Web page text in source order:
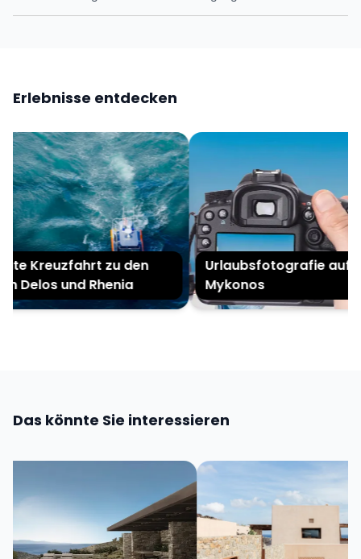
Erlebnisse entdecken
Kreuzfahrt zu den
Delos und Rhenia
Urlaubsfotografie auf
Mykonos
Das könnte Sie interessieren